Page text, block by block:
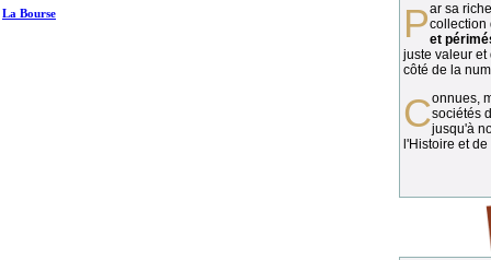
La Bourse Par sa richesse et sa diversité, lacollection
et
juste valeur et
côté de la
Connues, méconnues, ou inconnues, lessociétés
jusqu'à
l'Histoire et